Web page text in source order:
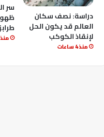
دراسة: نصف سكان
العالم قد يكون الحل
لإنقاذ الكوكب
منذ 4 ساعات
منذ 4